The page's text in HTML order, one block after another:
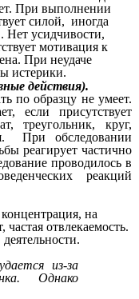
При выполнении
силой, иногда
Нет усидчивости,
мотивация к
При неудаче
истерики.
действия).
по образцу не умеет.
если присутствует
треугольник, круг,
При обследовании
реагирует частично
проводилось в
реакций
на
частая отвлекаемость.
из-за
Однако